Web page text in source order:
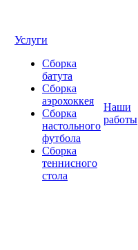
Услуги
Сборка
батута
Сборка
аэрохоккея
Сборка
настольного
футбола
Сборка
теннисного
стола
Наши
работы